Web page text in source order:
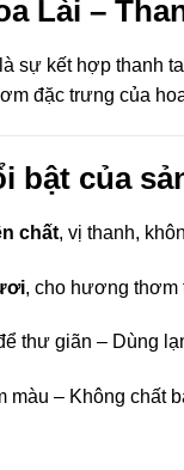
Lài –
là sự kết hợp thanh
đặc trưng của
bật của
chất, vị thanh,
, cho hương thơm
thư giãn – Dùng
màu – Không chất